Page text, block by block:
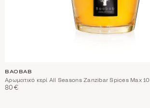
BAOBAB
Αρωματικό κερί All Seasons Zanzibar Spices Max 10
80€